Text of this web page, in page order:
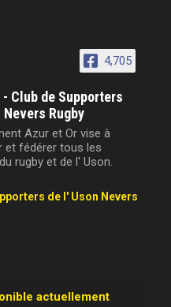
4,705
Club de Supporters
Nevers Rugby
Azur et Or vise à
et fédérer tous les
rugby et de l' Uson.
de l' Uson Nevers
actuellement